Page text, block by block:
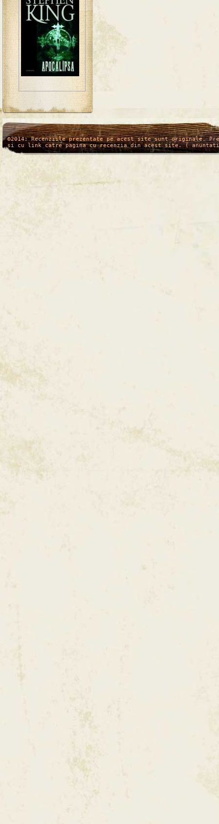
/* */
©2014: Recenziile prezentate pe acest site sunt originale.
si cu link catre pagina cu recenzia din acest site. (